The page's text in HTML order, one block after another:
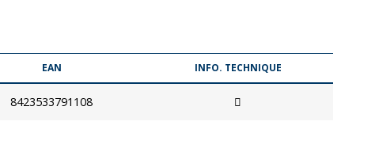
EAN INFO. TECHNIQUE
8423533791108